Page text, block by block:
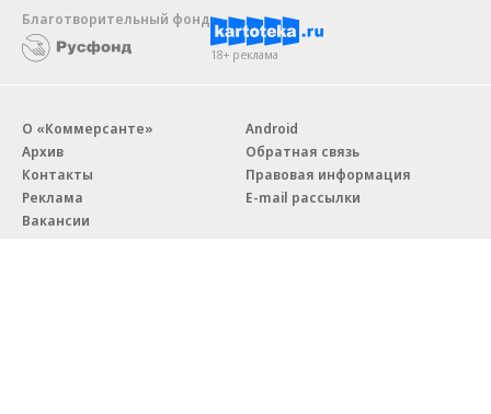
Благотворительный фонд
18+ реклама
О «Коммерсанте»
Архив
Контакты
Реклама
Вакансии
Android
Обратная связь
Правовая информация
E-mail рассылки